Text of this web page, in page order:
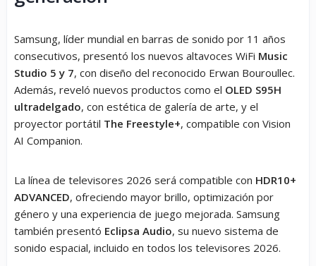
Samsung, líder mundial en barras de sonido por 11 años
consecutivos, presentó los nuevos altavoces WiFi Music
Studio 5 y 7, con diseño del reconocido Erwan Bouroullec.
Además, reveló nuevos productos como el OLED S95H
ultradelgado, con estética de galería de arte, y el
proyector portátil The Freestyle+, compatible con Vision
AI Companion.
La línea de televisores 2026 será compatible con HDR10+
ADVANCED, ofreciendo mayor brillo, optimización por
género y una experiencia de juego mejorada. Samsung
también presentó Eclipsa Audio, su nuevo sistema de
sonido espacial, incluido en todos los televisores 2026.